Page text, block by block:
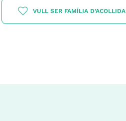
VULL SER FAMÍLIA D’ACOLLIDA